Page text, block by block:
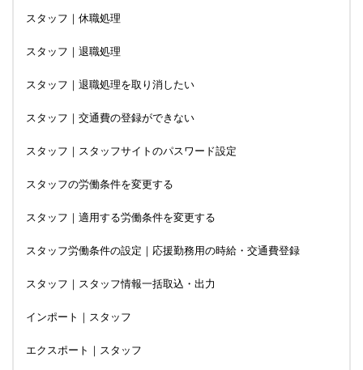
スタッフ｜休職処理
スタッフ｜退職処理
スタッフ｜退職処理を取り消したい
スタッフ｜交通費の登録ができない
スタッフ｜スタッフサイトのパスワード設定
スタッフの労働条件を変更する
スタッフ｜適用する労働条件を変更する
スタッフ労働条件の設定｜応援勤務用の時給・交通費登録
スタッフ｜スタッフ情報一括取込・出力
インポート｜スタッフ
エクスポート｜スタッフ